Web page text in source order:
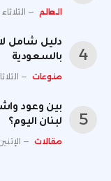
العالم الثلاثاء 21 يوليو 4:36 م
دليل شامل
بالسعودية
منوعات الثلاثاء 21
بين وعود
لبنان اليوم؟
مقالات الإثنين 20 يوليو